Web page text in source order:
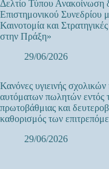
Δελτίο Τύπου Ανακοίνωση
Επιστημονικού Συνεδρίου
Καινοτομία και
στην Πράξη»
29/06/2026
Κανόνες υγιεινής
αυτόματων πωλητών
πρωτοβάθμιας και
καθορισμός των
29/06/2026